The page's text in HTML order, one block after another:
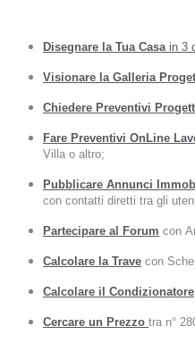
Disegnare la Tua Casa in 3
Visionare la Galleria
Chiedere Preventivi
Fare Preventivi OnLine
Villa o altro;
Pubblicare Annunci
con contatti diretti tra gli
Partecipare al Forum con
Calcolare la Trave con
Calcolare il Condizionatore
Cercare un Prezzo tra n°